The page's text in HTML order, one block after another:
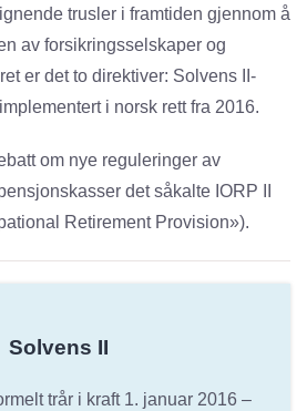
trusler i framtiden gjennom å
av forsikringsselskaper og
er det to direktiver: Solvens II-
i norsk rett fra 2016.
om nye reguleringer av
det såkalte IORP II
Retirement Provision»).
Solvens II
trår i kraft 1. januar 2016 –